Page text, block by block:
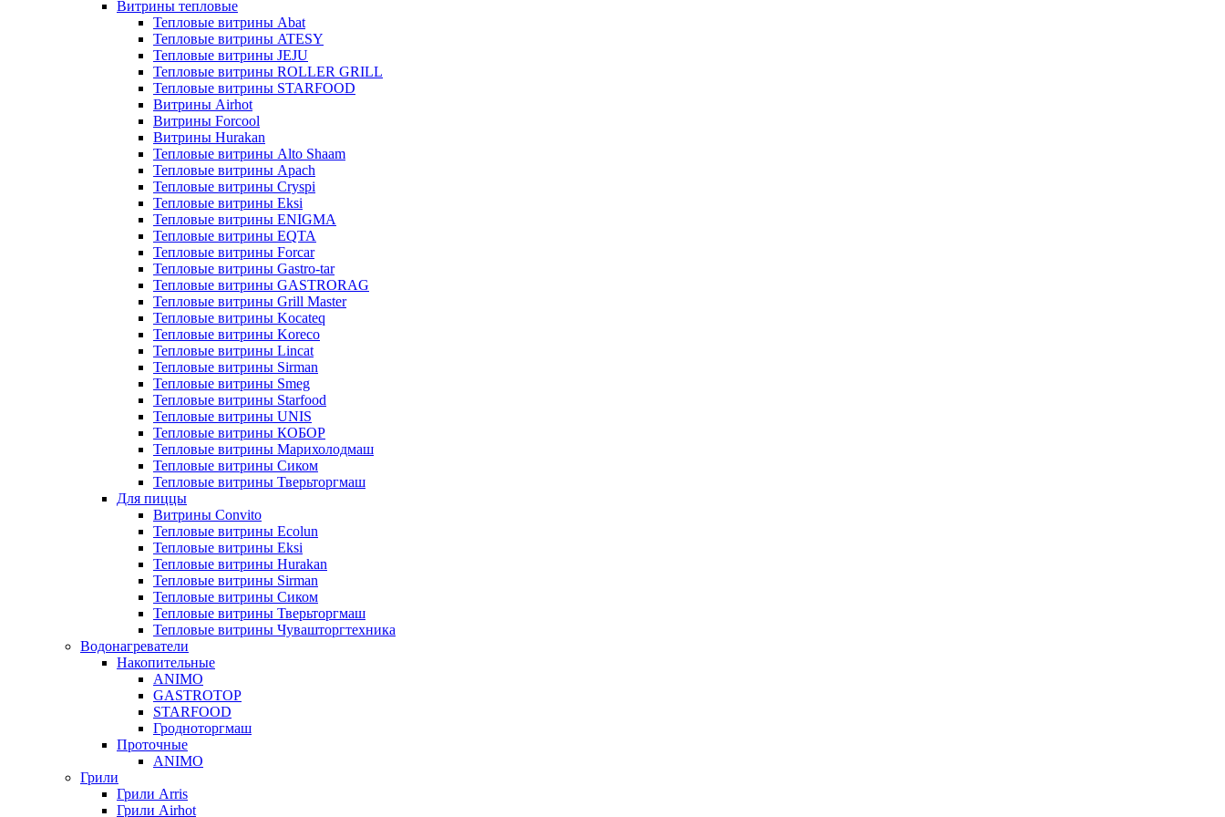
Витрины тепловые
Тепловые витрины Abat
Тепловые витрины ATESY
Тепловые витрины JEJU
Тепловые витрины ROLLER GRILL
Тепловые витрины STARFOOD
Витрины Airhot
Витрины Forcool
Витрины Hurakan
Тепловые витрины Alto Shaam
Тепловые витрины Apach
Тепловые витрины Cryspi
Тепловые витрины Eksi
Тепловые витрины ENIGMA
Тепловые витрины EQTA
Тепловые витрины Forcar
Тепловые витрины Gastro-tar
Тепловые витрины GASTRORAG
Тепловые витрины Grill Master
Тепловые витрины Kocateq
Тепловые витрины Koreco
Тепловые витрины Lincat
Тепловые витрины Sirman
Тепловые витрины Smeg
Тепловые витрины Starfood
Тепловые витрины UNIS
Тепловые витрины КОБОР
Тепловые витрины Марихолодмаш
Тепловые витрины Сиком
Тепловые витрины Тверьторгмаш
Для пиццы
Витрины Convito
Тепловые витрины Ecolun
Тепловые витрины Eksi
Тепловые витрины Hurakan
Тепловые витрины Sirman
Тепловые витрины Сиком
Тепловые витрины Тверьторгмаш
Тепловые витрины Чувашторгтехника
Водонагреватели
Накопительные
ANIMO
GASTROTOP
STARFOOD
Гродноторгмаш
Проточные
ANIMO
Грили
Грили Arris
Грили Airhot